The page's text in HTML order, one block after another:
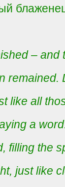
– and
remained.
like all
a
filling the
just like